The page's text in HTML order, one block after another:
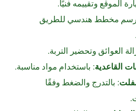
الموقع وتقييمه فنيًا.
مخطط هندسي للطريق
العوائق وتحضير التربة.
القاعدية: باستخدام مواد مناسبة.
: بالتدرج والضغط وفقًا